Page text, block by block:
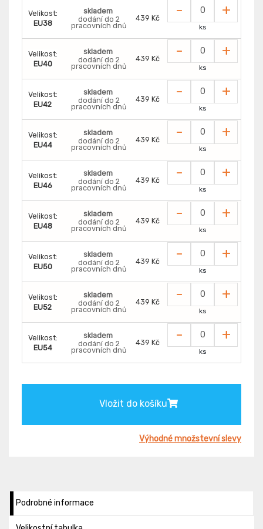
Velikost:
EU38
skladem
dodání do 2
pracovních dnů
439 Kč - +
ks
Velikost:
EU40
skladem
dodání do 2
pracovních dnů
439 Kč - +
ks
Velikost:
EU42
skladem
dodání do 2
pracovních dnů
439 Kč - +
ks
Velikost:
EU44
skladem
dodání do 2
pracovních dnů
439 Kč - +
ks
Velikost:
EU46
skladem
dodání do 2
pracovních dnů
439 Kč - +
ks
Velikost:
EU48
skladem
dodání do 2
pracovních dnů
439 Kč - +
ks
Velikost:
EU50
skladem
dodání do 2
pracovních dnů
439 Kč - +
ks
Velikost:
EU52
skladem
dodání do 2
pracovních dnů
439 Kč - +
ks
Velikost:
EU54
skladem
dodání do 2
pracovních dnů
439 Kč - +
ks
Vložit do košíku
Výhodné množstevní slevy
Podrobné informace